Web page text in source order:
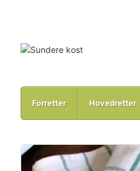
Forretter Hovedretter